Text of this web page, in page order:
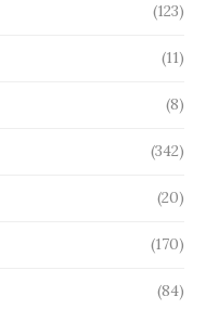
(123)
(11)
(8)
(342)
(20)
(170)
(84)